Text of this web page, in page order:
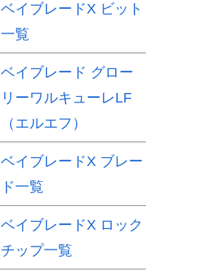
ベイブレードX ビット
一覧
ベイブレード グロー
リーワルキューレLF
（エルエフ）
ベイブレードX ブレー
ド一覧
ベイブレードX ロック
チップ一覧